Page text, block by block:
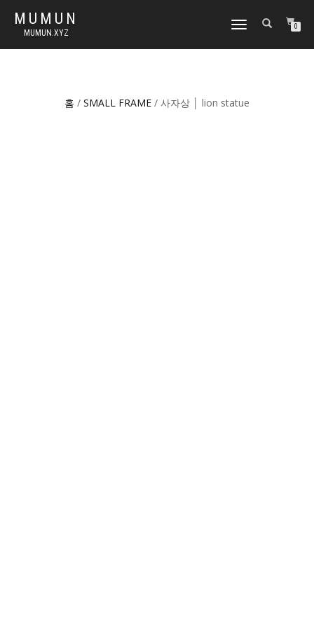
MUMUN
MUMUN.XYZ
토
내
션
0
홈 / SMALL FRAME / 사자상 │ lion statue